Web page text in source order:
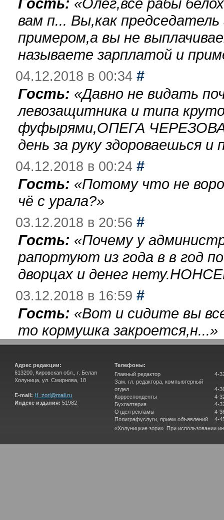
вам п... Вы,как
примером,а вы не
называете зарплатой и
04.12.2018 в 00:34 #
Гость: «Давно не видать
левозащитника и типа
фуфырями,ОПЕГА
день за руку здороваешься
04.12.2018 в 00:24 #
Гость: «Потому что не
чё с урала?»
03.12.2018 в 20:56 #
Гость: «Почему у
рапортуют из года в в год
дворцах и денег
03.12.2018 в 16:59 #
Гость: «Вот и сидите вы
то кормушка закроется,н...»
Адрес редакции:
613200, Кировская обл., г. Белая
Холуница, ул. Смирнова, 18
E-mail: H_zori@mail.ru
Индекс издания: 51982
Телефоны:
Главный редактор
Зам. гл. редактора, компьютерный
отдел
Корреспонденты
Бухгалтерия
Отдел рекламы
Полиграфуслуги, прием объявлений
4-
4-
4-
4-
4-
4-
«Холуницкие зори». При использовании